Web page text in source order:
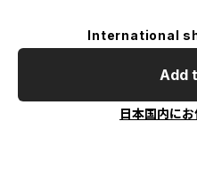
International
Add
日本国内に